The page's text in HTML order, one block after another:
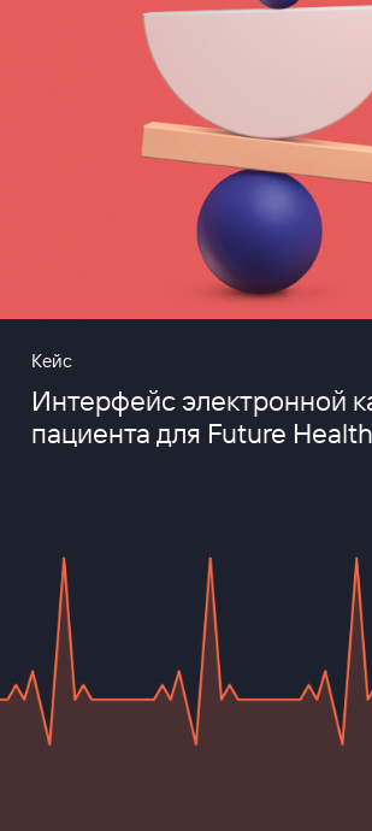
Кейс
Интерфейс электронной
пациента для Future